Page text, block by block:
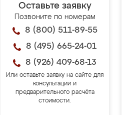
Оставьте заявку
Позвоните по номерам
8 (800) 511-89-55
8 (495) 665-24-01
8 (926) 409-68-13
Или оставьте заявку на сайте для
консультации и
предварительного расчёта
стоимости.